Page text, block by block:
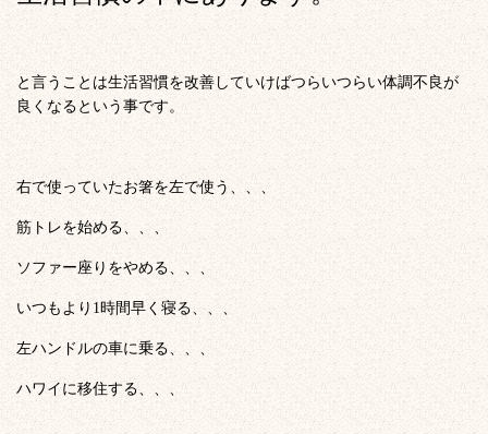
と言うことは生活習慣を改善していけばつらいつらい体調不良が
良くなるという事です。
右で使っていたお箸を左で使う、、、
筋トレを始める、、、
ソファー座りをやめる、、、
いつもより1時間早く寝る、、、
左ハンドルの車に乗る、、、
ハワイに移住する、、、